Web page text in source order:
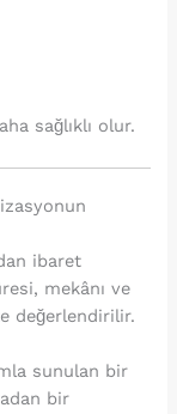
sağlıklı olur.
ibaret
mekânı ve
değerlendirilir.
sunulan bir
bir